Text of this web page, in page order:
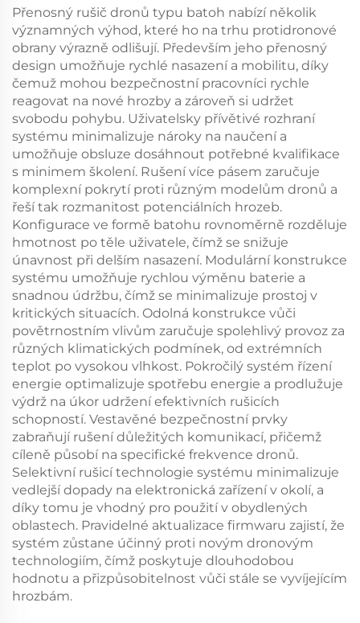
Přenosný rušič dronů typu batoh nabízí několik
významných výhod, které ho na trhu protidronové
obrany výrazně odlišují. Především jeho přenosný
design umožňuje rychlé nasazení a mobilitu, díky
čemuž mohou bezpečnostní pracovníci rychle
reagovat na nové hrozby a zároveň si udržet
svobodu pohybu. Uživatelsky přívětivé rozhraní
systému minimalizuje nároky na naučení a
umožňuje obsluze dosáhnout potřebné kvalifikace
s minimem školení. Rušení více pásem zaručuje
komplexní pokrytí proti různým modelům dronů a
řeší tak rozmanitost potenciálních hrozeb.
Konfigurace ve formě batohu rovnoměrně rozděluje
hmotnost po těle uživatele, čímž se snižuje
únavnost při delším nasazení. Modulární konstrukce
systému umožňuje rychlou výměnu baterie a
snadnou údržbu, čímž se minimalizuje prostoj v
kritických situacích. Odolná konstrukce vůči
povětrnostním vlivům zaručuje spolehlivý provoz za
různých klimatických podmínek, od extrémních
teplot po vysokou vlhkost. Pokročilý systém řízení
energie optimalizuje spotřebu energie a prodlužuje
výdrž na úkor udržení efektivních rušicích
schopností. Vestavěné bezpečnostní prvky
zabraňují rušení důležitých komunikací, přičemž
cíleně působí na specifické frekvence dronů.
Selektivní rušicí technologie systému minimalizuje
vedlejší dopady na elektronická zařízení v okolí, a
díky tomu je vhodný pro použití v obydlených
oblastech. Pravidelné aktualizace firmwaru zajistí, že
systém zůstane účinný proti novým dronovým
technologiím, čímž poskytuje dlouhodobou
hodnotu a přizpůsobitelnost vůči stále se vyvíjejícím
hrozbám.